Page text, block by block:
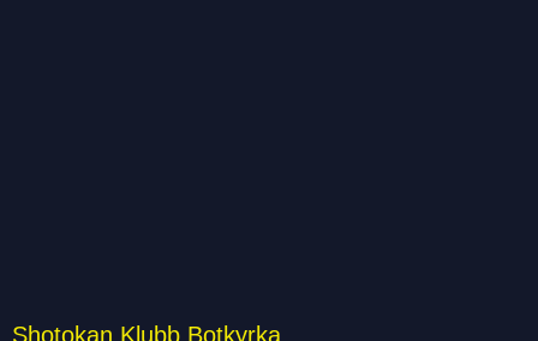
Shotokan Klubb Botkyrka